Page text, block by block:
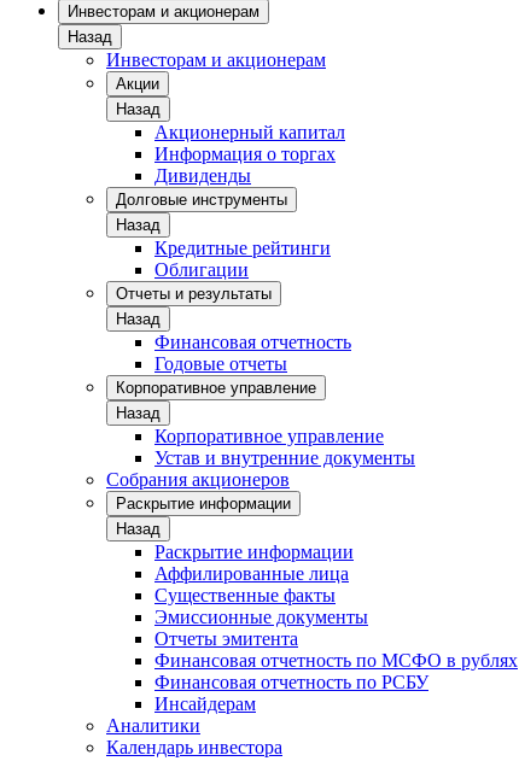
Инвесторам и акционерам
Назад
Инвесторам и акционерам
Акции
Назад
Акционерный капитал
Информация о торгах
Дивиденды
Долговые инструменты
Назад
Кредитные рейтинги
Облигации
Отчеты и результаты
Назад
Финансовая отчетность
Годовые отчеты
Корпоративное управление
Назад
Корпоративное управление
Устав и внутренние документы
Собрания акционеров
Раскрытие информации
Назад
Раскрытие информации
Аффилированные лица
Существенные факты
Эмиссионные документы
Отчеты эмитента
Финансовая отчетность по МСФО в рублях
Финансовая отчетность по РСБУ
Инсайдерам
Аналитики
Календарь инвестора